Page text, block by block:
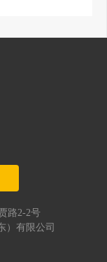
路2-2号
）有限公司